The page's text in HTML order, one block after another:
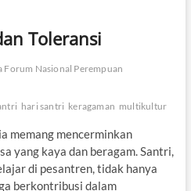
Toleransi
Nasional Perempuan
hari santri keragaman multikultur
memang mencerminkan
yang kaya dan beragam. Santri,
di pesantren, tidak hanya
berkontribusi dalam